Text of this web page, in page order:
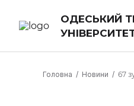
ОДЕСЬКИЙ
Головна Новини 67